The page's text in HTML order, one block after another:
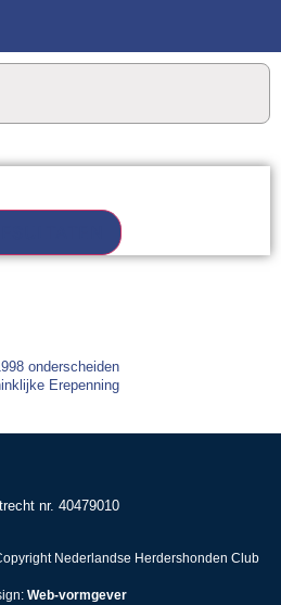
onderscheiden
Erepenning
nr. 40479010
Nederlandse Herdershonden Club
Web-vormgever